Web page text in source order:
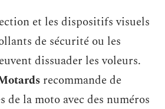
et les dispositifs visuels
de sécurité ou les
dissuader les voleurs.
recommande de
de la moto avec des numéros